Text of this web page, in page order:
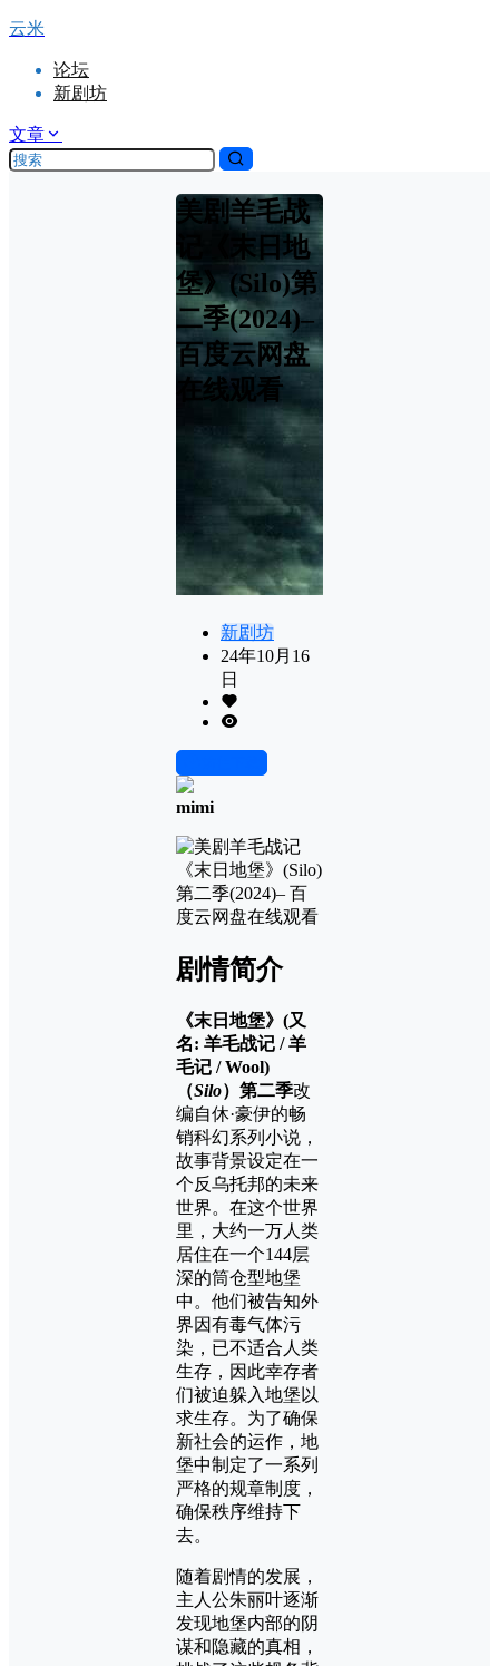
云米
论坛
新剧坊
文章
美剧羊毛战
记《末日地
堡》(Silo)第
二季(2024)–
百度云网盘
在线观看
新剧坊
24年10月16
日
mimi
剧情简介
《末日地堡》(又
名: 羊毛战记 / 羊
毛记 / Wool)
（Silo）第二季改
编自休·豪伊的畅
销科幻系列小说，
故事背景设定在一
个反乌托邦的未来
世界。在这个世界
里，大约一万人类
居住在一个144层
深的筒仓型地堡
中。他们被告知外
界因有毒气体污
染，已不适合人类
生存，因此幸存者
们被迫躲入地堡以
求生存。为了确保
新社会的运作，地
堡中制定了一系列
严格的规章制度，
确保秩序维持下
去。
随着剧情的发展，
主人公朱丽叶逐渐
发现地堡内部的阴
谋和隐藏的真相，